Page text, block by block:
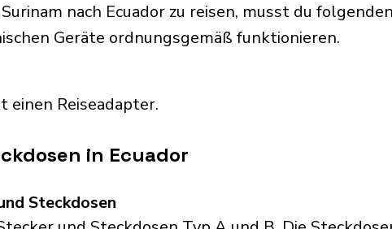
nach Ecuador zu reisen, musst du
Geräte ordnungsgemäß funktionieren.
einen Reiseadapter.
in Ecuador
Steckdosen